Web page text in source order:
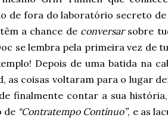
de fora do laboratório secreto de
a chance de conversarsobre
se lembra pela primeira vez de
Depois de uma batida na
as coisas voltaram para o lugar
finalmente contar a sua
de “Contratempo Contínuo”, e as